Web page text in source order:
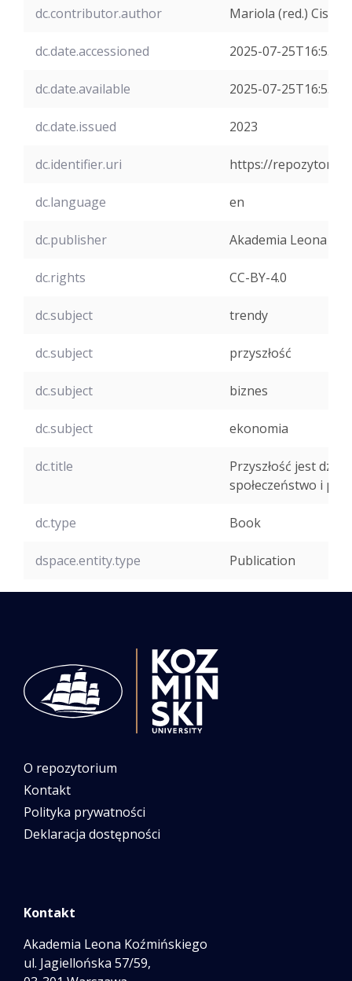
dc.contributor.author Mariola (red.)
dc.date.accessioned 2025-07-
dc.date.available 2025-07-
dc.date.issued 2023
dc.identifier.uri https://
dc.language en
dc.publisher Akademia Leona
dc.rights CC-BY-4.0
dc.subject trendy
dc.subject przyszłość
dc.subject biznes
dc.subject ekonomia
dc.title
Przyszłość jest
społeczeństwo i
dc.type Book
dspace.entity.type Publication
O repozytorium
Kontakt
Polityka prywatności
Deklaracja dostępności
Kontakt
Akademia Leona Koźmińskiego
ul. Jagiellońska 57/59,